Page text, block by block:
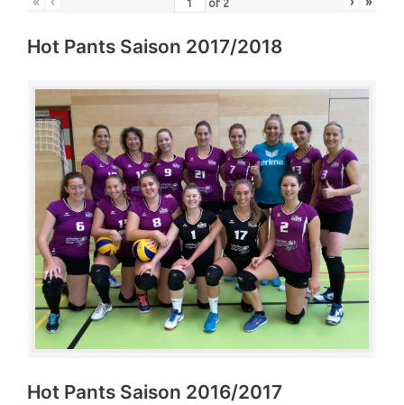
of 2
Hot Pants Saison 2017/2018
Hot Pants Saison 2016/2017